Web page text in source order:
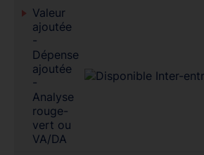
Valeur
ajoutée
-
Dépense
ajoutée
-
Analyse
rouge-
vert ou
VA/DA